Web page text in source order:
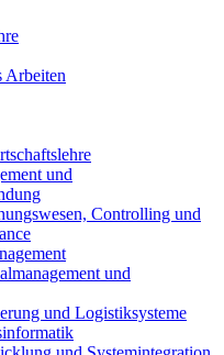
Arbeiten
und
Controlling und
und
und Logistiksysteme